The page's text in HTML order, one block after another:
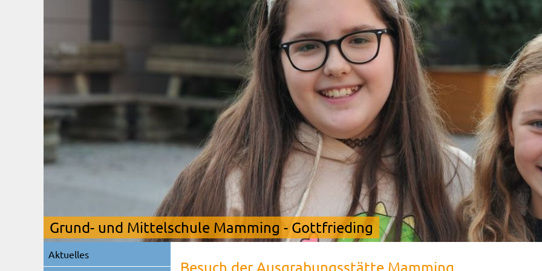
Grund- und Mittelschule Mamming - Gottfrieding
Besuch der Ausgrabungsstätte Mamming
Navigation
überspringen
Aktuelles